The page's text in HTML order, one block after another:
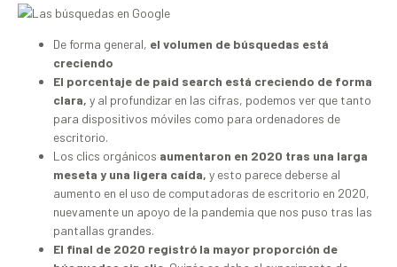
De forma general, el volumen de búsquedas está
creciendo
El porcentaje de paid search está creciendo de forma
clara, y al profundizar en las cifras, podemos ver que tanto
para dispositivos móviles como para ordenadores de
escritorio.
Los clics orgánicos aumentaron en 2020 tras una larga
meseta y una ligera caída, y esto parece deberse al
aumento en el uso de computadoras de escritorio en 2020,
nuevamente un apoyo de la pandemia que nos puso tras las
pantallas grandes.
El final de 2020 registró la mayor proporción de